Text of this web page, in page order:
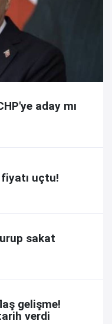
aday mı
uçtu!
sakat
gelişme!
verdi